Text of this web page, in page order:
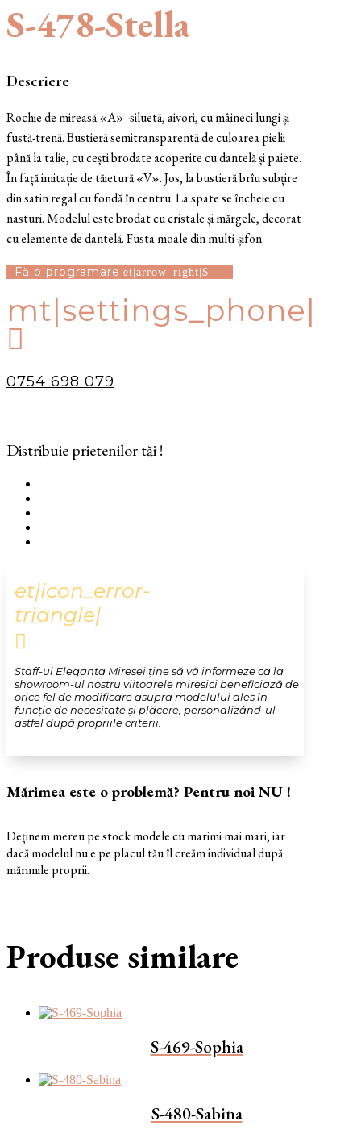
S-478-Stella
Descriere
Rochie de mireasă «A» -siluetă, aivori, cu mâineci lungi și
fustă-trenă. Bustieră semitransparentă de culoarea pielii
până la talie, cu cești brodate acoperite cu dantelă și paiete.
În față imitație de tăietură «V». Jos, la bustieră brîu subțire
din satin regal cu fondă în centru. La spate se încheie cu
nasturi. Modelul este brodat cu cristale și mărgele, decorat
cu elemente de dantelă. Fusta moale din multi-șifon.
Fă o programare
mt|settings_phone|

0754 698 079
Distribuie prietenilor tăi !
et|icon_error-
triangle|

Staff-ul Eleganta Miresei ține să vă informeze ca la
showroom-ul nostru viitoarele miresici beneficiază de
orice fel de modificare asupra modelului ales în
funcție de necesitate și plăcere, personalizând-ul
astfel după propriile criterii.
Mărimea este o problemă? Pentru noi NU !
Deținem mereu pe stock modele cu marimi mai mari, iar
dacă modelul nu e pe placul tău îl creăm individual după
mărimile proprii.
Produse similare
S-469-Sophia
S-480-Sabina